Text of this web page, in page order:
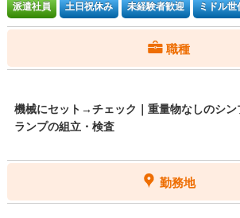
派遣社員 土日祝休み 未経験者歓迎 ミドル世
職種
機械にセット→チェック｜重量物なしのシン
ランプの組立・検査
勤務地